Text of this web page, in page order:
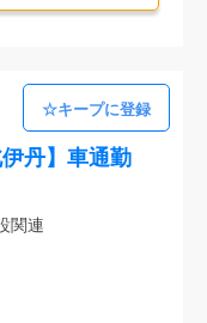
丹】車通勤
関連